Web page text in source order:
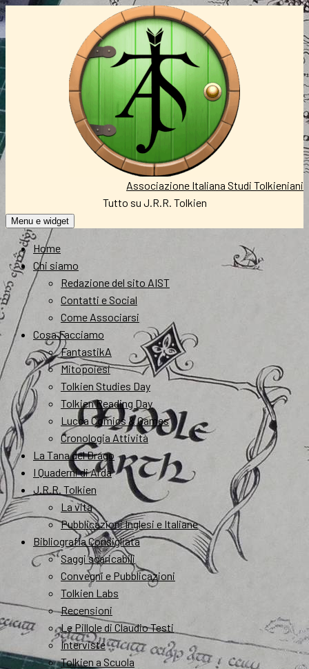
Vai
contenuto
Associazione Italiana Studi Tolkieniani
Tutto su J.R.R. Tolkien
Menu e widget
Home
Chi siamo
Redazione del sito AIST
Contatti e Social
Come Associarsi
Cosa Facciamo
FantastikA
Mitopoiesi
Tolkien Studies Day
Tolkien Reading Day
Lucca Comics & Games
Cronologia Attività
La Tana del Drago
I Quaderni di Arda
J.R.R. Tolkien
La vita
Pubblicazioni Inglesi e Italiane
Bibliografia Consigliata
Saggi scaricabili
Convegni e Pubblicazioni
Tolkien Labs
Recensioni
Le Pillole di Claudio Testi
Interviste
Tolkien a Scuola